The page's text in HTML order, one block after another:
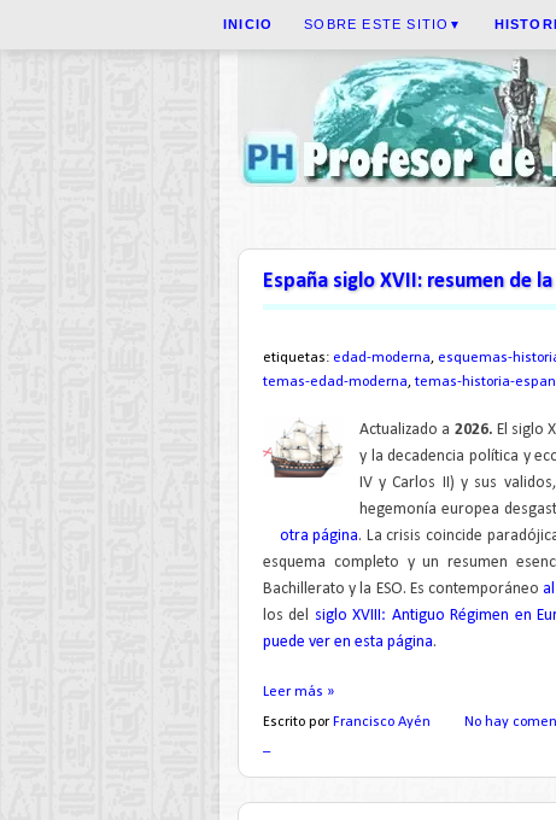
INICIO SOBRE ESTE SITIO ▼
España siglo XVII: resumen de
etiquetas: edad-moderna, esquemas-
temas-edad-moderna, temas-historia-
Actualizado a 2026. El siglo
y la decadencia política y
IV y Carlos II) y sus
hegemonía europea
otra página. La crisis coincide
esquema completo y un resumen
Bachillerato y la ESO. Es contemporáneo
los del siglo XVIII: Antiguo Régimen en
puede ver en esta página.
Leer más »
Escrito porFrancisco Ayén
No hay